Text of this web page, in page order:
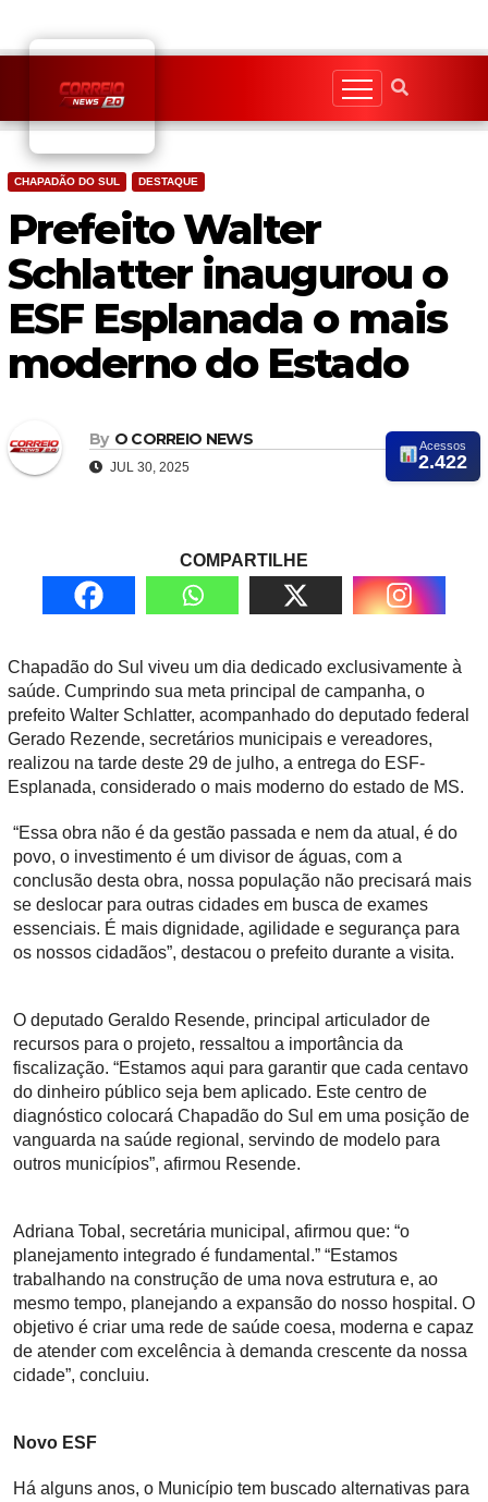
content
CHAPADÃO DO SUL DESTAQUE
Prefeito Walter
Schlatter inaugurou o
ESF Esplanada o mais
moderno do Estado
By O CORREIO NEWS
JUL 30, 2025
Acessos
2.422
COMPARTILHE
Chapadão do Sul viveu um dia dedicado exclusivamente à
saúde. Cumprindo sua meta principal de campanha, o
prefeito Walter Schlatter, acompanhado do deputado federal
Gerado Rezende, secretários municipais e vereadores,
realizou na tarde deste 29 de julho, a entrega do ESF-
Esplanada, considerado o mais moderno do estado de MS.
“Essa obra não é da gestão passada e nem da atual, é do
povo, o investimento é um divisor de águas, com a
conclusão desta obra, nossa população não precisará mais
se deslocar para outras cidades em busca de exames
essenciais. É mais dignidade, agilidade e segurança para
os nossos cidadãos”, destacou o prefeito durante a visita.
O deputado Geraldo Resende, principal articulador de
recursos para o projeto, ressaltou a importância da
fiscalização. “Estamos aqui para garantir que cada centavo
do dinheiro público seja bem aplicado. Este centro de
diagnóstico colocará Chapadão do Sul em uma posição de
vanguarda na saúde regional, servindo de modelo para
outros municípios”, afirmou Resende.
Adriana Tobal, secretária municipal, afirmou que: “o
planejamento integrado é fundamental.” “Estamos
trabalhando na construção de uma nova estrutura e, ao
mesmo tempo, planejando a expansão do nosso hospital. O
objetivo é criar uma rede de saúde coesa, moderna e capaz
de atender com excelência à demanda crescente da nossa
cidade”, concluiu.
Novo ESF
Há alguns anos, o Município tem buscado alternativas para